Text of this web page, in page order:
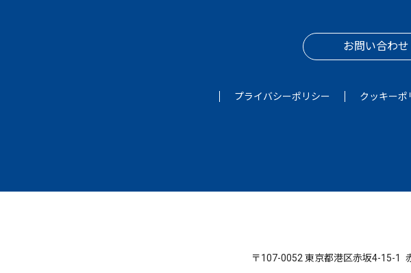
お問い合わせ
プライバシーポリシー クッキーポ
〒107-0052 東京都港区赤坂4-15-1